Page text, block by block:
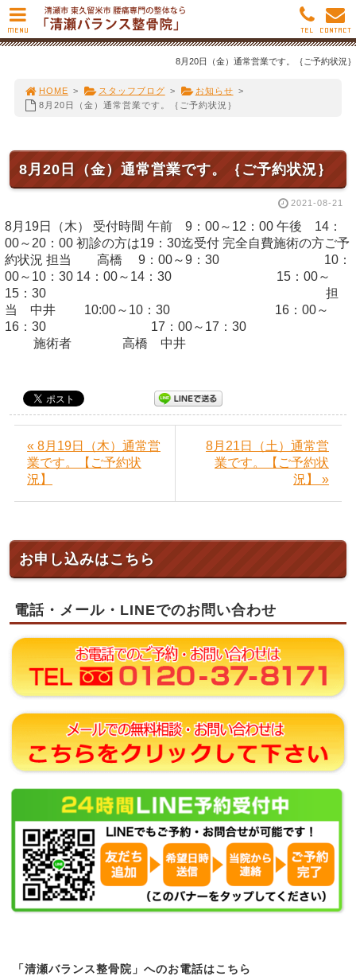
8月20日（金）通常営業です。｛ご予約状況｝
HOME > スタッフブログ > お知らせ >
8月20日（金）通常営業です。｛ご予約状況｝
8月20日（金）通常営業です。｛ご予約状況｝
2021-08-21
8月19日（木） 受付時間 午前 9：00～12：00 午後 14：
00～20：00 初診の方は19：30迄受付 完全自費施術の方ご予
約状況 担当 高橋 9：00～9：30 10：
00～10：30 14：00～14：30 15：00～
15：30 担
当 中井 10:00～10：30 16：00～
16：30 17：00～17：30
施術者 高橋 中井
« 8月19日（木）通常営
業です。【ご予約状
況】
8月21日（土）通常営
業です。【ご予約状
況】 »
お申し込みはこちら
電話・メール・LINEでのお問い合わせ
「清瀬バランス整骨院」へのお電話はこちら
MENU CONTACT
TEL